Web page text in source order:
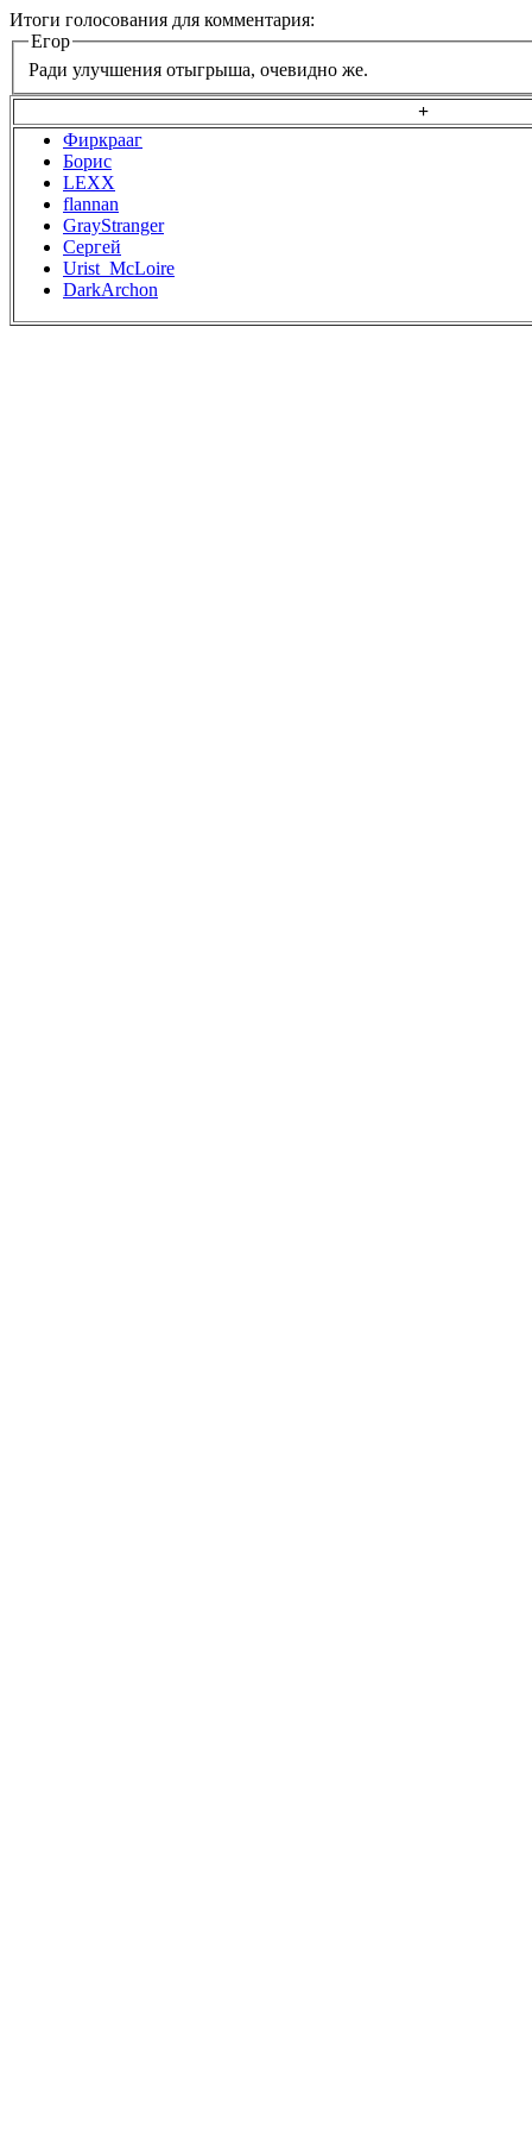
Итоги голосования для комментария:
Егор
Ради улучшения отыгрыша, очевидно же.
+
Фиркрааг
Борис
LEXX
flannan
GrayStranger
Сергей
Urist_McLoire
DarkArchon